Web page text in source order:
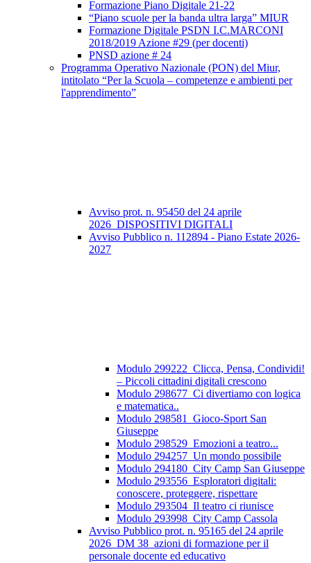
Formazione Piano Digitale 21-22
“Piano scuole per la banda ultra larga” MIUR
Formazione Digitale PSDN I.C.MARCONI
2018/2019 Azione #29 (per docenti)
PNSD azione # 24
Programma Operativo Nazionale (PON) del Miur,
intitolato “Per la Scuola – competenze e ambienti per
l'apprendimento”
Avviso prot. n. 95450 del 24 aprile
2026_DISPOSITIVI DIGITALI
Avviso Pubblico n. 112894 - Piano Estate 2026-
2027
Modulo 299222_Clicca, Pensa, Condividi!
– Piccoli cittadini digitali crescono
Modulo 298677_Ci divertiamo con logica
e matematica..
Modulo 298581_Gioco-Sport San
Giuseppe
Modulo 298529_Emozioni a teatro...
Modulo 294257_Un mondo possibile
Modulo 294180_City Camp San Giuseppe
Modulo 293556_Esploratori digitali:
conoscere, proteggere, rispettare
Modulo 293504_Il teatro ci riunisce
Modulo 293998_City Camp Cassola
Avviso Pubblico prot. n. 95165 del 24 aprile
2026_DM 38_azioni di formazione per il
personale docente ed educativo